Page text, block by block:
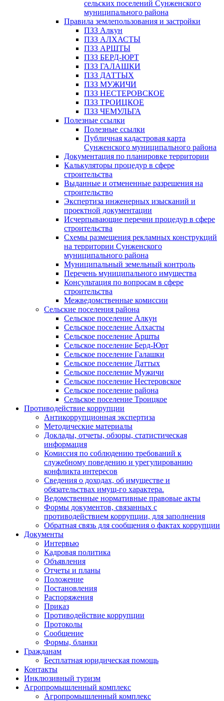
сельских поселений Сунженского
муниципального района
Правила землепользования и застройки
ПЗЗ Алкун
ПЗЗ АЛХАСТЫ
ПЗЗ АРШТЫ
ПЗЗ БЕРД-ЮРТ
ПЗЗ ГАЛАШКИ
ПЗЗ ДАТТЫХ
ПЗЗ МУЖИЧИ
ПЗЗ НЕСТЕРОВСКОЕ
ПЗЗ ТРОИЦКОЕ
ПЗЗ ЧЕМУЛЬГА
Полезные ссылки
Полезные ссылки
Публичная кадастровая карта
Сунженского муниципального района
Документация по планировке территории
Калькуляторы процедур в сфере
строительства
Выданные и отмененные разрешения на
строительство
Экспертиза инженерных изысканий и
проектной документации
Исчерпывающие перечни процедур в сфере
строительства
Схемы размещения рекламных конструкций
на территории Сунженского
муниципального района
Муниципальный земельный контроль
Перечень муниципального имущества
Консультация по вопросам в сфере
строительства
Межведомственные комиссии
Сельские поселения района
Сельское поселение Алкун
Сельское поселение Алхасты
Сельское поселение Аршты
Сельское поселение Берд-Юрт
Сельское поселение Галашки
Сельское поселение Даттых
Сельское поселение Мужичи
Сельское поселение Нестеровское
Сельское поселение района
Сельское поселение Троицкое
Противодействие коррупции
Антикоррупционная экспертиза
Методические материалы
Доклады, отчеты, обзоры, статистическая
информация
Комиссия по соблюдению требований к
служебному поведению и урегулированию
конфликта интересов
Сведения о доходах, об имуществе и
обязательствах имущ-го характера.
Ведомственные нормативные правовые акты
Формы документов, связанных с
противодействием коррупции, для заполнения
Обратная связь для сообщения о фактах коррупции
Документы
Интервью
Кадровая политика
Объявления
Отчеты и планы
Положение
Постановления
Распоряжения
Приказ
Противодействие коррупции
Протоколы
Сообщение
Формы, бланки
Гражданам
Бесплатная юридическая помощь
Контакты
Инклюзивный туризм
Агропромышленный комплекс
Агропромышленный комплекс